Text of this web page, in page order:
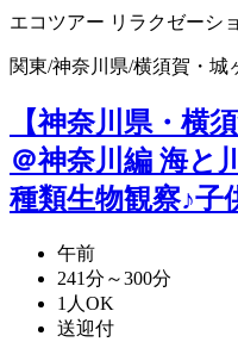
エコツアー リラクゼーシ
関東/神奈川県/横須賀・城
【神奈川県・横
＠神奈川編 海と
種類生物観察♪子
午前
241分～300分
1人OK
送迎付